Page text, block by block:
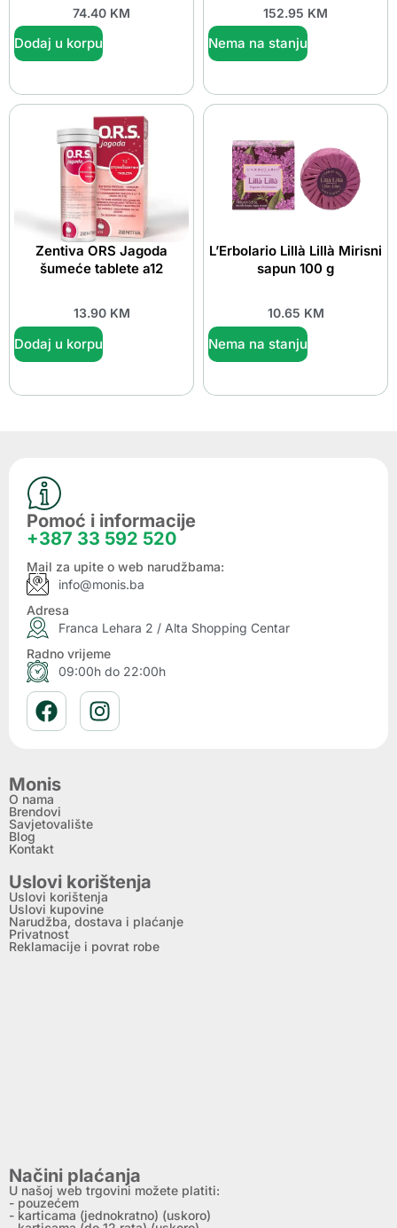
74.40 KM
Dodaj u korpu
152.95 KM
Nema na stanju
Zentiva ORS Jagoda
šumeće tablete a12
13.90 KM
Dodaj u korpu
L’Erbolario Lillà Lillà Mirisni
sapun 100 g
10.65 KM
Nema na stanju
Pomoć i informacije
+387 33 592 520
Mail za upite o web narudžbama:
info@monis.ba
Adresa
Franca Lehara 2 / Alta Shopping Centar
Radno vrijeme
09:00h do 22:00h
Monis
O nama
Brendovi
Savjetovalište
Blog
Kontakt
Uslovi korištenja
Uslovi korištenja
Uslovi kupovine
Narudžba, dostava i plaćanje
Privatnost
Reklamacije i povrat robe
Načini plaćanja
U našoj web trgovini možete platiti:
- pouzećem
- karticama (jednokratno) (uskoro)